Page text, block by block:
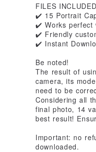
FILES
✔️ 15 Portrait
✔️ Works perfect
✔️ Friendly
✔️ Instant
Be noted!
The result of
camera, its
need to be
Considering all
final photo, 14
best result!
Important: no
downloaded.